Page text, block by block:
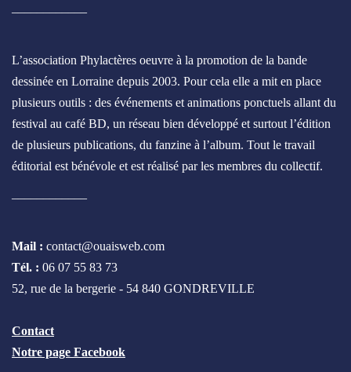
L’association Phylactères oeuvre à la promotion de la bande
dessinée en Lorraine depuis 2003. Pour cela elle a mit en place
plusieurs outils : des événements et animations ponctuels allant du
festival au café BD, un réseau bien développé et surtout l’édition
de plusieurs publications, du fanzine à l’album. Tout le travail
éditorial est bénévole et est réalisé par les membres du collectif.
Mail : contact@ouaisweb.com
Tél. : 06 07 55 83 73
52, rue de la bergerie - 54 840 GONDREVILLE
Contact
Notre page Facebook